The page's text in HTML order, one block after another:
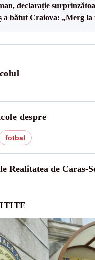
declarație
a bătut Craiova: „Merg
despre
fotbal
Realitatea de Caras-